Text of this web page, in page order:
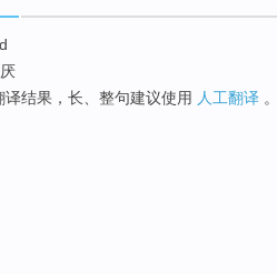
译结果，长、整句建议使用 人工翻译